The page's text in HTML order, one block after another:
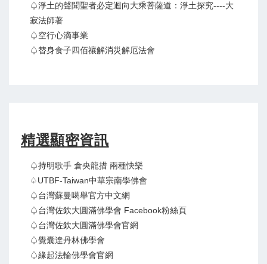
♤淨土的聲聞聖者必定迴向大乘菩薩道：淨土探究----大
寂法師著
♤空行心滴事業
♤替身食子四佰禳解消災解厄法會
精選顯密資訊
♤持明歌手 倉央龍措 兩種快樂
♤UTBF-Taiwan中華宗南學佛會
♤台灣蘇曼噶舉官方中文網
♤台灣佐欽大圓滿佛學會 Facebook粉絲頁
♤台灣佐欽大圓滿佛學會官網
♤覺囊達丹林佛學會
♤緣起法輪佛學會官網